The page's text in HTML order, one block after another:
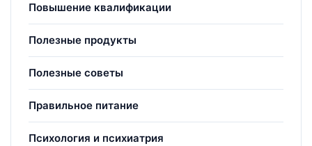
Повышение квалификации
Полезные продукты
Полезные советы
Правильное питание
Психология и психиатрия